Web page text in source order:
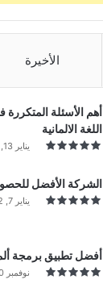
الأخيرة
اللغة الالمانية
يناير 13, 2022
الشركة الأفضل
يناير 7, 2022
أفضل تطبيق برمجة
نوفمبر 30, 2021